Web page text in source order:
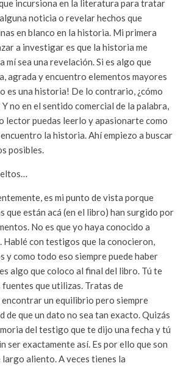
incursiona en la literatura para tratar
noticia o revelar hechos que
en blanco en la historia. Mi primera
a investigar es que la historia me
mí sea una revelación. Si es algo que
agrada y encuentro elementos mayores
es una historia! De lo contrario, ¿cómo
no en el sentido comercial de la palabra,
lector puedas leerlo y apasionarte como
la historia. Ahí empiezo a buscar
posibles.
es mi punto de vista porque
que están acá (en el libro) han surgido por
No es que yo haya conocido a
Hablé con testigos que la conocieron,
y como todo eso siempre puede haber
algo que coloco al final del libro. Tú te
que utilizas. Tratas de
un equilibrio pero siempre
de que un dato no sea tan exacto. Quizás
del testigo que te dijo una fecha y tú
ser exactamente así. Es por ello que son
aliento. A veces tienes la